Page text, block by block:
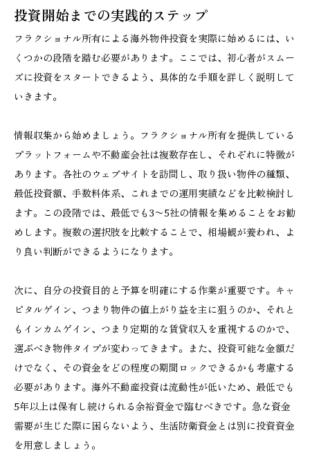
投資開始までの実践的ステップ
フラクショナル所有による海外物件投資を実際に始めるには、い
くつかの段階を踏む必要があります。ここでは、初心者がスムー
ズに投資をスタートできるよう、具体的な手順を詳しく説明して
いきます。
情報収集から始めましょう。フラクショナル所有を提供している
プラットフォームや不動産会社は複数存在し、それぞれに特徴が
あります。各社のウェブサイトを訪問し、取り扱い物件の種類、
最低投資額、手数料体系、これまでの運用実績などを比較検討し
ます。この段階では、最低でも3〜5社の情報を集めることをお勧
めします。複数の選択肢を比較することで、相場観が養われ、よ
り良い判断ができるようになります。
次に、自分の投資目的と予算を明確にする作業が重要です。キャ
ピタルゲイン、つまり物件の値上がり益を主に狙うのか、それと
もインカムゲイン、つまり定期的な賃貸収入を重視するのかで、
選ぶべき物件タイプが変わってきます。また、投資可能な金額だ
けでなく、その資金をどの程度の期間ロックできるかも考慮する
必要があります。海外不動産投資は流動性が低いため、最低でも
5年以上は保有し続けられる余裕資金で臨むべきです。急な資金
需要が生じた際に困らないよう、生活防衛資金とは別に投資資金
を用意しましょう。